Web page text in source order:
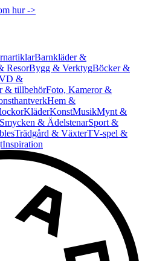
hur ->
Barnkläder &
ResorBygg & VerktygBöcker &
&
& tillbehörFoto, Kameror &
Hem &
KläderKonstMusikMynt &
Smycken & ÄdelstenarSport &
Trädgård & VäxterTV-spel &
Inspiration